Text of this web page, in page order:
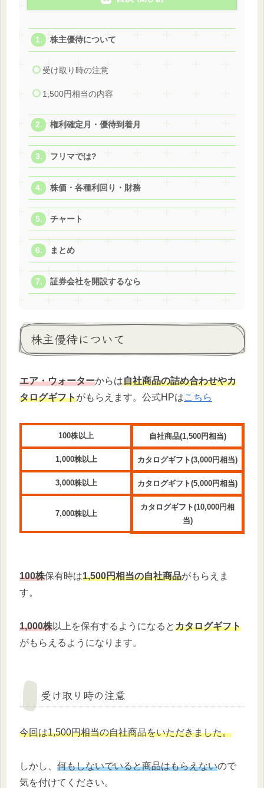
株主優待について
受け取り時の注意
1,500円相当の内容
権利確定月・優待到着月
フリマでは?
株価・各種利回り・財務
チャート
まとめ
証券会社を開設するなら
株主優待について
エア・ウォーターからは自社商品の詰め合わせやカ
タログギフトがもらえます。公式HPはこちら
100株以上 自社商品(1,500円相当)
1,000株以上 カタログギフト(3,000円相当)
3,000株以上 カタログギフト(5,000円相当)
7,000株以上
カタログギフト(10,000円相
当)
100株保有時は1,500円相当の自社商品がもらえま
す。
1,000株以上を保有するようになるとカタログギフト
がもらえるようになります。
受け取り時の注意
今回は1,500円相当の自社商品をいただきました。
しかし、 何もしないでいると商品はもらえないので
気を付けてください。